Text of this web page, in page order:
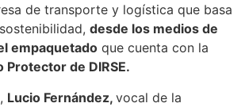
de transporte y logística que basa
desde los medios de
empaquetado que cuenta con la
Protector de DIRSE.
Lucio Fernández, vocal de la